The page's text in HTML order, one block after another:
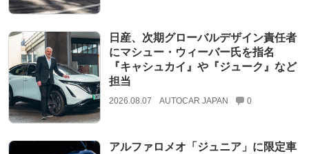
日産、次期グローバルデザイン責任者
にマシュー・ウィーバー氏を指名
『キャシュカイ』や『ジューク』など
担当
2026.08.07 AUTOCAR JAPAN 0
アルファロメオ「ジュニア」に限定車